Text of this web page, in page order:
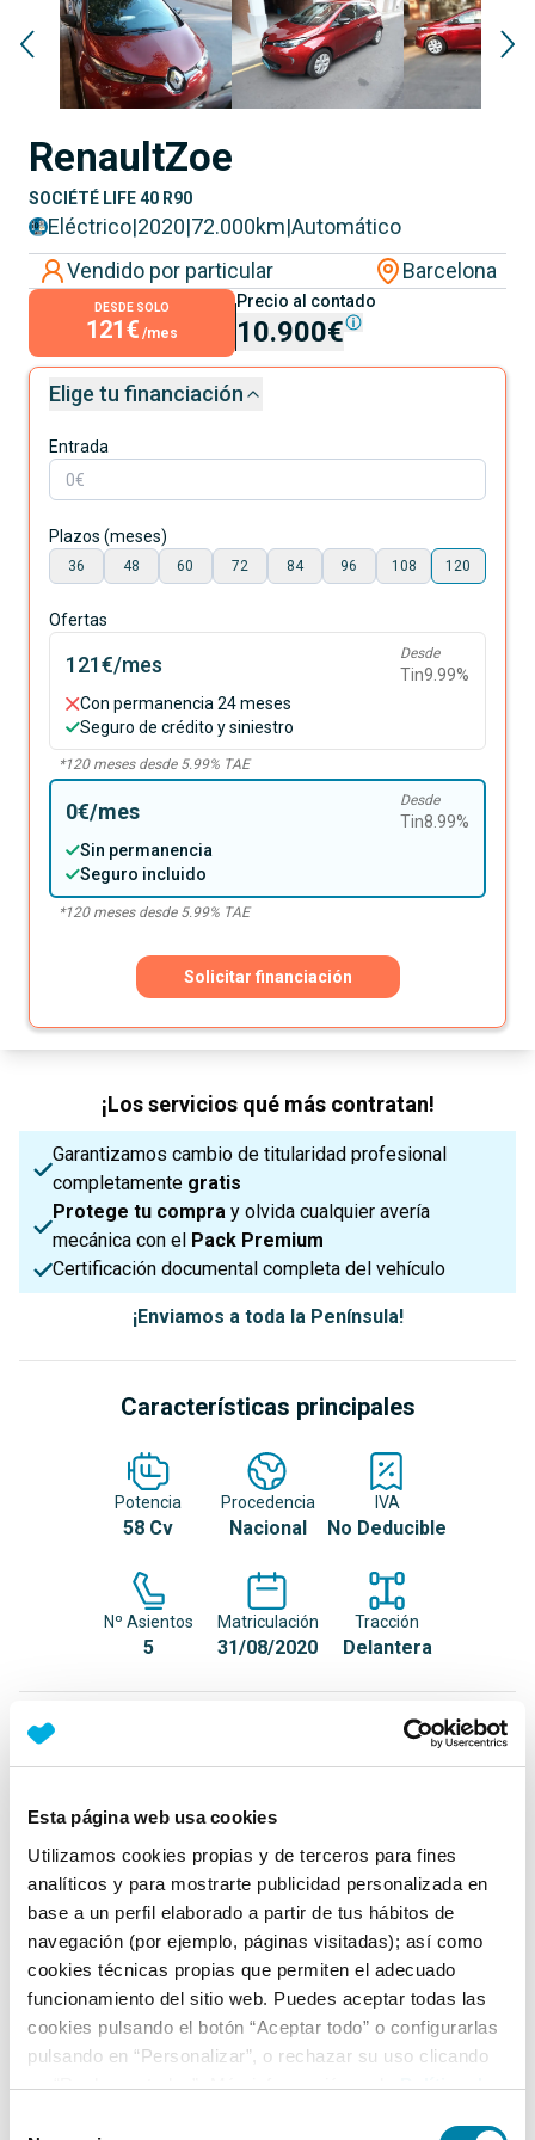
Esta página web usa cookies
Utilizamos cookies propias y de terceros para fines
analíticos y para mostrarte publicidad personalizada en
base a un perfil elaborado a partir de tus hábitos de
navegación (por ejemplo, páginas visitadas); así como
cookies técnicas propias que permiten el adecuado
funcionamiento del sitio web. Puedes aceptar todas las
cookies pulsando el botón “Aceptar todo” o configurarlas
pulsando en “Personalizar”, o rechazar su uso clicando
en “Rechazar todas”. Más información en laPolítica de
RenaultZoe
SOCIÉTÉ LIFE 40 R90
Eléctrico|2020|72.000km|Automático
Vendido por particular
Barcelona
DESDE SOLO
121€ /mes
Precio al contado
10.900€
Elige tu financiación
Entrada
Plazos (meses)
36 48 60 72 84 96 108 120
Ofertas
121€/mes Desde
Tin9.99%
Con permanencia 24 meses
Seguro de crédito y siniestro
*120meses desde 5.99% TAE
0€/mes Desde
Tin8.99%
Sin permanencia
Seguro incluido
*120meses desde 5.99% TAE
Solicitar financiación
¡Los servicios qué más contratan!
Garantizamos cambio de titularidad profesional
completamente gratis
Protege tu compra y olvida cualquier avería
mecánica con el Pack Premium
Certificación documental completa del vehículo
¡Enviamos a toda la Península!
Características principales
Potencia
58 Cv
Procedencia
Nacional
IVA
No Deducible
Nº Asientos
5
Matriculación
31/08/2020
Tracción
Delantera
Faros LED
Arranque sin llave
+ Ver todos
Ficha técnica